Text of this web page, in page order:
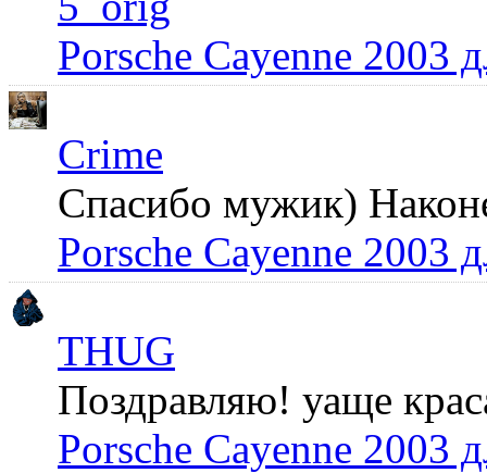
Porsche Cayenne 2003
Crime
Спасибо мужик)
Porsche Cayenne 2003
THUG
Поздравляю! уаще
Porsche Cayenne 2003